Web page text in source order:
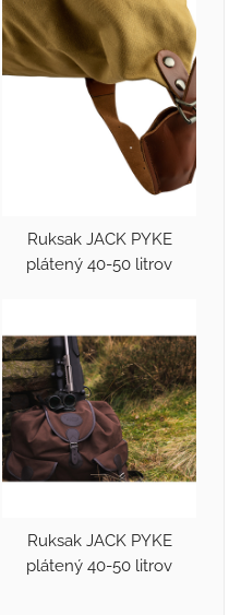
Ruksak JACK PYKE
plátený 40-50 litrov
Ruksak JACK PYKE
plátený 40-50 litrov